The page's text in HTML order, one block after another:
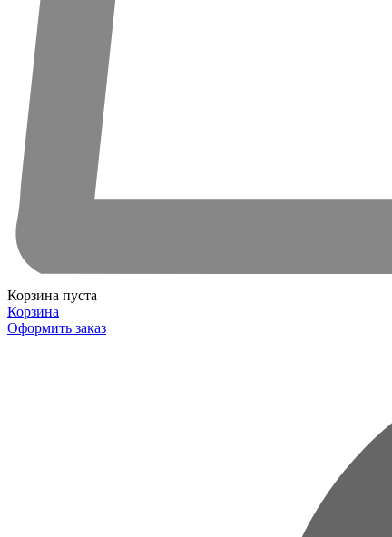
Корзина пуста
Корзина
Оформить заказ